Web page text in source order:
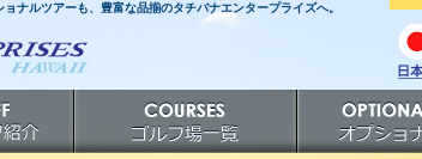
ナルツアーも、豊富な品揃のタチバナエンタープライズへ。
日
語